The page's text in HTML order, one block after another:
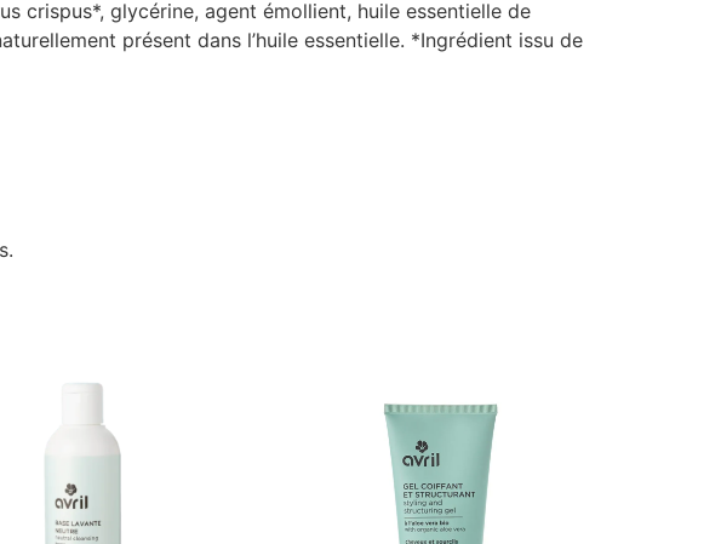
crispus*, glycérine, agent émollient, huile essentielle de
présent dans l’huile essentielle. *Ingrédient issu de